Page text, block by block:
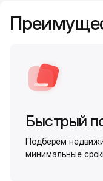
Быстрый
Подберём
минимальные